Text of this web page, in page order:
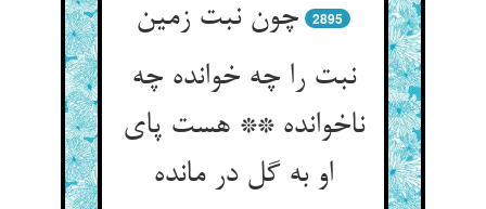
چون نبت زمین
2895
نبت را چه خوانده چه
ناخوانده ** هست پای
او به گل در مانده